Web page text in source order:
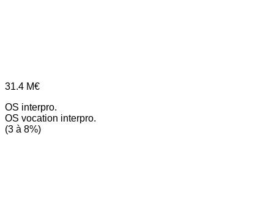
31.4 M€
OS interpro.
OS vocation interpro.
(3 à 8%)